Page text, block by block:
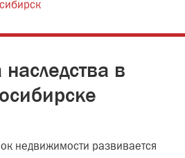
в
недвижимости развивается